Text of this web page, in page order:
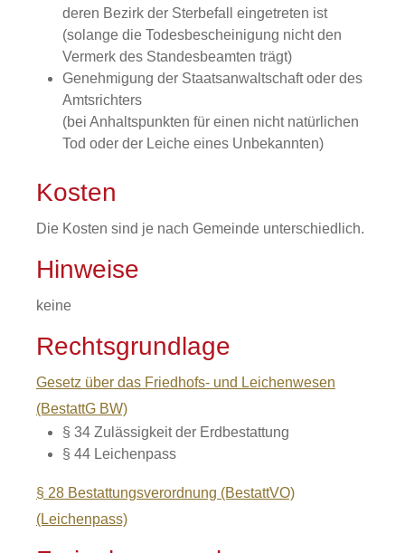
deren Bezirk der Sterbefall eingetreten ist
(solange die Todesbescheinigung nicht den
Vermerk des Standesbeamten trägt)
Genehmigung der Staatsanwaltschaft oder des
Amtsrichters
(bei Anhaltspunkten für einen nicht natürlichen
Tod oder der Leiche eines Unbekannten)
Kosten
Die Kosten sind je nach Gemeinde unterschiedlich.
Hinweise
keine
Rechtsgrundlage
Gesetz über das Friedhofs- und Leichenwesen
(BestattG BW)
§ 34Zulässigkeit der Erdbestattung
§ 44 Leichenpass
§ 28 Bestattungsverordnung (BestattVO)
(Leichenpass)